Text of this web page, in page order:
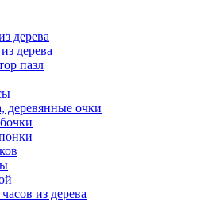
дерева
дерева
пазл
деревянные очки
из дерева